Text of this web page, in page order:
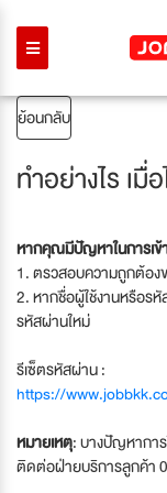
ย้อนกลับ
ทำอย่างไร เมื่
หากคุณมีปัญหาในการเ
1. ตรวสอบความถูกต้อง
2. หากชื่อผู้ใช้งานหรือร
รหัสผ่านใหม่
รีเซ็ตรหัสผ่าน :
https://
หมายเหตุ: บางปัญหากา
ติดต่อฝ่ายบริการลูกค้า